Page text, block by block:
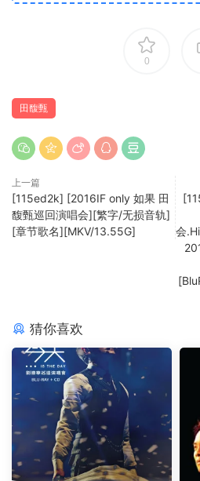
0
田馥甄
上一篇
[115ed2k] [2016IF only 如果 田
馥甄巡回演唱会][繁字/无损音轨]
[章节歌名][MKV/13.55G]
会
猜你喜欢